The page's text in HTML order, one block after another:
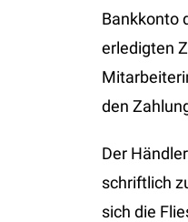
Bankkonto
erledigten
den
Der
schriftlich
sich die